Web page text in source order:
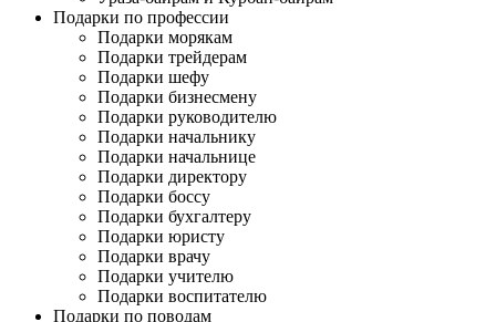
Подарки по профессии
Подарки морякам
Подарки трейдерам
Подарки шефу
Подарки бизнесмену
Подарки руководителю
Подарки начальнику
Подарки начальнице
Подарки директору
Подарки боссу
Подарки бухгалтеру
Подарки юристу
Подарки врачу
Подарки учителю
Подарки воспитателю
Подарки по поводам